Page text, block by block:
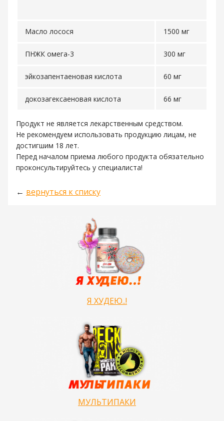
Масло лосося 1500 мг
ПНЖК омега-3 300 мг
эйкозапентаеновая кислота 60 мг
докозагексаеновая кислота 66 мг
Продукт не является лекарственным средством.
Не рекомендуем использовать продукцию лицам, не
достигшим 18 лет.
Перед началом приема любого продукта обязательно
проконсультируйтесь у специалиста!
← вернуться к списку
Я ХУДЕЮ..!
МУЛЬТИПАКИ